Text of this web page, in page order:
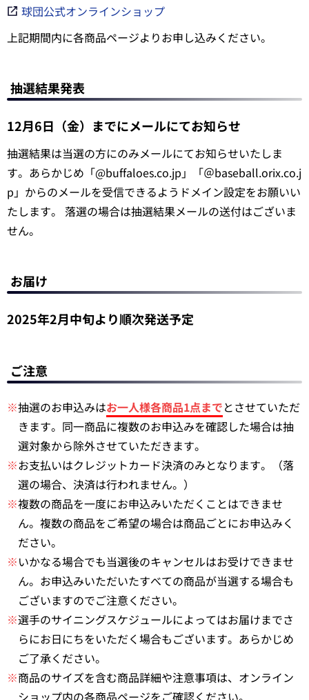
球団公式オンラインショップ
上記期間内に各商品ページよりお申し込みください。
抽選結果発表
12月6日（金）までにメールにてお知らせ
抽選結果は当選の方にのみメールにてお知らせいたしま
す。あらかじめ「@buffaloes.co.jp」「＠baseball.orix.co.j
p」からのメールを受信できるようドメイン設定をお願いい
たします。 落選の場合は抽選結果メールの送付はございま
せん。
お届け
2025年2月中旬より順次発送予定
ご注意
※抽選のお申込みはお一人様各商品1点までとさせていただ
きます。同一商品に複数のお申込みを確認した場合は抽
選対象から除外させていただきます。
※お支払いはクレジットカード決済のみとなります。（落
選の場合、決済は行われません。）
※複数の商品を一度にお申込みいただくことはできませ
ん。複数の商品をご希望の場合は商品ごとにお申込みく
ださい。
※いかなる場合でも当選後のキャンセルはお受けできませ
ん。お申込みいただいたすべての商品が当選する場合も
ございますのでご注意ください。
※選手のサイニングスケジュールによってはお届けまでさ
らにお日にちをいただく場合もございます。あらかじめ
ご了承ください。
※商品のサイズを含む商品詳細や注意事項は、オンライン